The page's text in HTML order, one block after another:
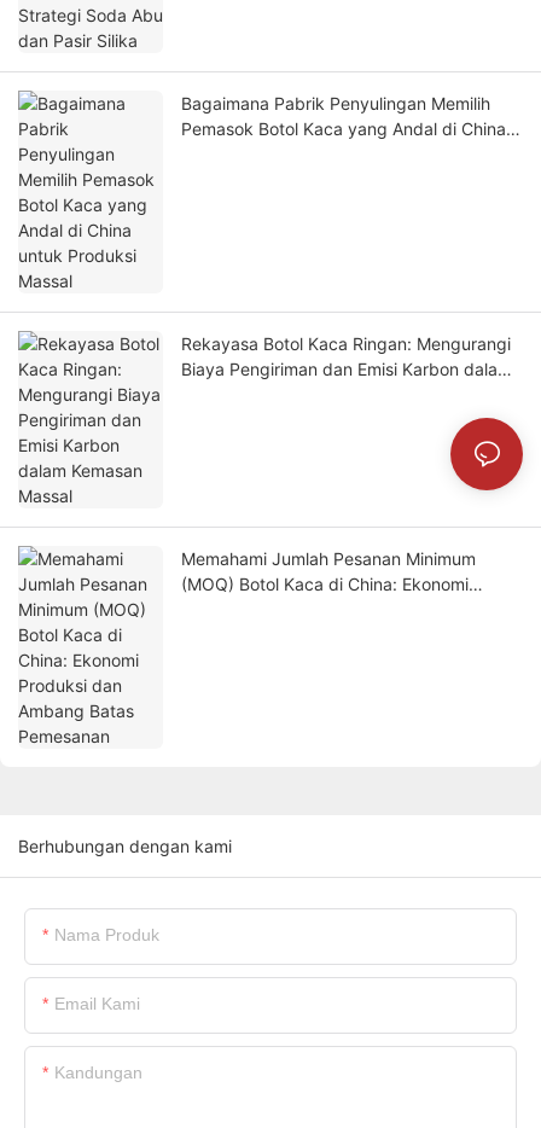
Bagaimana Pabrik Penyulingan Memilih
Pemasok Botol Kaca yang Andal di China
Rekayasa Botol Kaca Ringan: Mengurangi
Biaya Pengiriman dan Emisi Karbon dalam
Memahami Jumlah Pesanan Minimum
(MOQ) Botol Kaca di China: Ekonomi
Berhubungan dengan kami
Nama Produk
Email Kami
Kandungan